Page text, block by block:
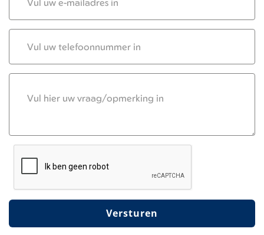
Versturen